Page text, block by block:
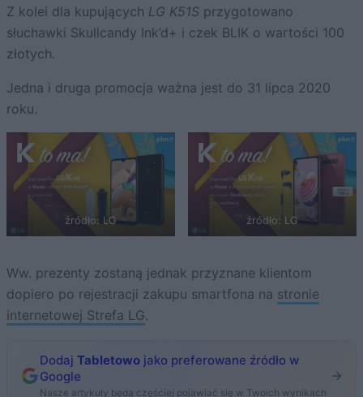
Z kolei dla kupujących LG K51S przygotowano
słuchawki Skullcandy Ink’d+ i czek BLIK o wartości 100
złotych.
Jedna i druga promocja ważna jest do 31 lipca 2020
roku.
źródło: LG źródło: LG
Ww. prezenty zostaną jednak przyznane klientom
dopiero po rejestracji zakupu smartfona na stronie
internetowej Strefa LG.
Dodaj Tabletowo jako preferowane źródło w
Google
Nasze artykuły będą częściej pojawiać się w Twoich wynikach